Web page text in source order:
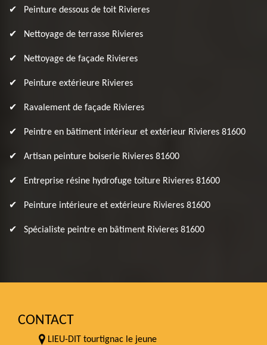
Peinture dessous de toit Rivieres
Nettoyage de terrasse Rivieres
Nettoyage de façade Rivieres
Peinture extérieure Rivieres
Ravalement de façade Rivieres
Peintre en bâtiment intérieur et extérieur Rivieres 81600
Artisan peinture boiserie Rivieres 81600
Entreprise résine hydrofuge toiture Rivieres 81600
Peinture intérieure et extérieure Rivieres 81600
Spécialiste peintre en bâtiment Rivieres 81600
CONTACT
LIEU-DIT tourtignac le jeune